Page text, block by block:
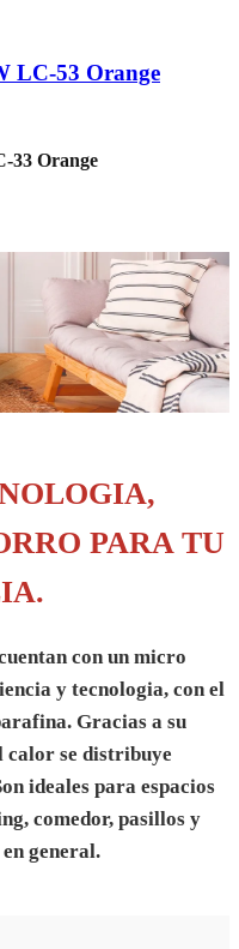
LC-53 Orange
33 Orange
PARA TU
con un micro
y tecnologia, con el
Gracias a su
se distribuye
ideales para espacios
comedor, pasillos y
general.